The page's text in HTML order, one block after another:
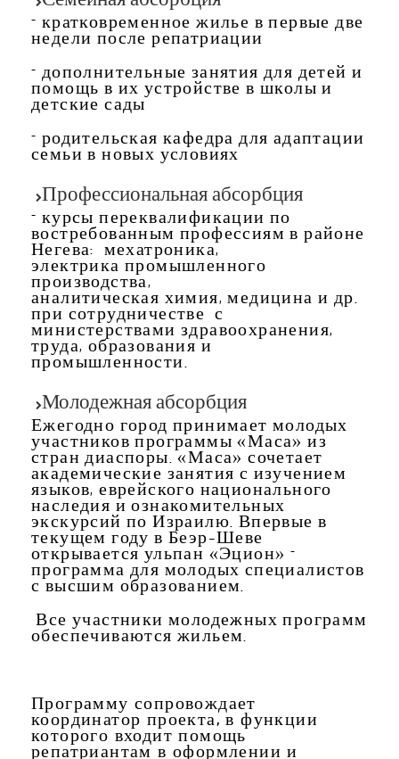
– кратковременное жилье в первые две
недели после репатриации
– дополнительные занятия для детей и
помощь в их устройстве в школы и
детские сады
– родительская кафедра для адаптации
семьи в новых условиях
Профессиональная абсорбция
– курсы переквалификации по
востребованным профессиям в районе
Негева: мехатроника,
электрика промышленного
производства,
аналитическая химия, медицина и др.
при сотрудничестве с
министерствами здравоохранения,
труда, образования и
промышленности.
Молодежная абсорбция
Ежегодно город принимает молодых
участников программы «Маса» из
стран диаспоры. «Маса» сочетает
академические занятия с изучением
языков, еврейского национального
наследия и ознакомительных
экскурсий по Израилю. Впервые в
текущем году в Беэр-Шеве
открывается ульпан «Эцион» –
программа для молодых специалистов
с высшим образованием.
Все участники молодежных программ
обеспечиваются жильем.
Программу сопровождает
координатор проекта, в функции
которого входит помощь
репатриантам в оформлении и